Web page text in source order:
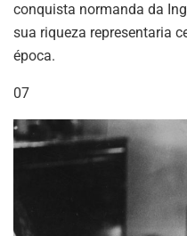
conquista normanda da
sua riqueza representaria
época.
07